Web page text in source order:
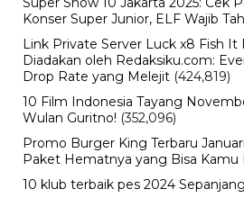
Konser Super Junior, ELF Wajib
Link Private Server Luck x8 Fish It
Diadakan oleh Redaksiku.com:
Drop Rate yang Melejit (424,819)
10 Film Indonesia Tayang
Wulan Guritno! (352,096)
Promo Burger King Terbaru
Paket Hematnya yang Bisa Kamu
10 klub terbaik pes 2024